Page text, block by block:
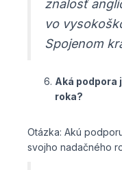
znalosť
vo
Spojenom
Aká podpora
roka?
Otázka: Akú
svojho nadačného